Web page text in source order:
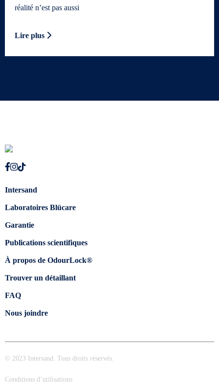
réalité n’est pas aussi
Lire plus
Intersand
Laboratoires Blücare
Garantie
Publications scientifiques
À propos de OdourLock®
Trouver un détaillant
FAQ
Nous joindre
© 2023 Intersand. Tous droits réservés.
Conditions d’utilisations